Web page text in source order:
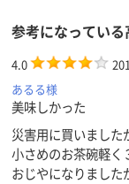
参考になってい
4.0
あるる様
美味しかった
災害用に買いました
小さめのお茶碗軽く
おじやになりました